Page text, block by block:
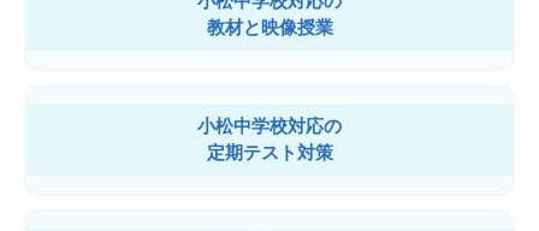
教材と映像授業
小松中学校対応の
定期テスト対策